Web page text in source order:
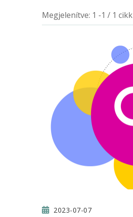
Megjelenítve: 1 -1 / 1 cikk
2023-07-07